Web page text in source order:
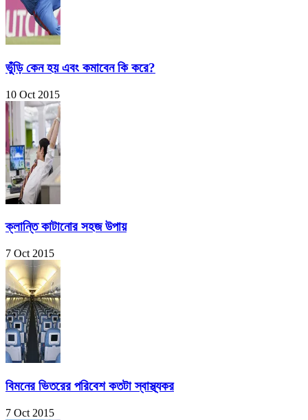
ভুঁড়ি কেন হয় এবং কমাবেন কি করে?
10 Oct 2015
ক্লান্তি কাটানোর সহজ উপায়
7 Oct 2015
বিমনের ভিতরের পরিবেশ কতটা স্বাস্থ্যকর
7 Oct 2015